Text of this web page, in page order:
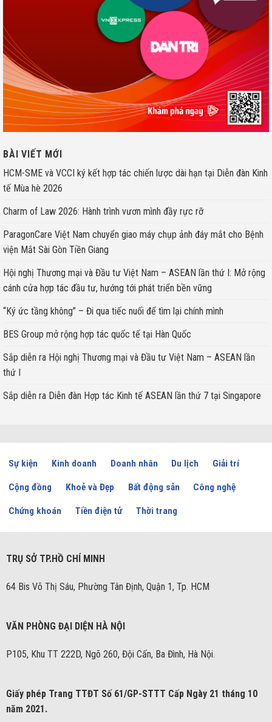
BÀI VIẾT MỚI
HCM-SME và VCCI ký kết hợp tác chiến lược dài hạn tại Diễn đàn Kinh
tế Mùa hè 2026
Charm of Law 2026: Hành trình vươn mình đầy rực rỡ
ParagonCare Việt Nam chuyển giao máy chụp ảnh đáy mắt cho Bệnh
viện Mắt Sài Gòn Tiền Giang
Hội nghị Thương mại và Đầu tư Việt Nam – ASEAN lần thứ I: Mở rộng
cánh cửa hợp tác đầu tư, hướng tới phát triển bền vững
“Ký ức tầng không” – Đi qua tiếc nuối để tìm lại chính mình
BES Group mở rộng hợp tác quốc tế tại Hàn Quốc
Sắp diễn ra Hội nghị Thương mại và Đầu tư Việt Nam – ASEAN lần
thứ I
Sắp diễn ra Diễn đàn Hợp tác Kinh tế ASEAN lần thứ 7 tại Singapore
Sự kiện Kinh doanh Doanh nhân Du lịch Giải trí
Cộng đồng Khoẻ và Đẹp Bất động sản Công nghệ
Chứng khoán Tiền điện tử Thời trang
TRỤ SỞ TP.HỒ CHÍ MINH
64 Bis Võ Thị Sáu, Phường Tân Định, Quận 1, Tp. HCM
VĂN PHÒNG ĐẠI DIỆN HÀ NỘI
P105, Khu TT 222D, Ngõ 260, Đội Cấn, Ba Đình, Hà Nội.
Giấy phép Trang TTĐT Số 61/GP-STTT Cấp Ngày 21 tháng 10
năm 2021.